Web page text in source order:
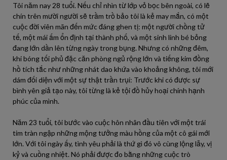
Tôi năm nay 28 tuổi. Nếu chỉ nhìn từ lớp vỏ bọc bên ngoài, có lẽ
chín trên mười người sẽ trầm trồ bảo tôi là kẻ may mắn, có một
cuộc đời viên mãn đến mức đáng ghen tị: một người chồng tử
tế, một mái ấm ổn định tại thành phố, và một sinh linh bé bỏng
đang lớn dần lên từng ngày trong bụng. Nhưng có những đêm,
khi bóng tối phủ đặc căn phòng ngủ rộng lớn và tiếng kim đồng
hồ tích tắc như những nhát dao khứa vào khoảng không, tôi mới
dám đối diện với một sự thật trần trụi: Trước khi có được sự
bình yên giả tạo này, tôi từng là kẻ tội đồ hủy hoại chính hạnh
phúc của mình.
Năm 23 tuổi, tôi bước vào cuộc hôn nhân đầu tiên với một trái
tim tràn ngập những mộng tưởng màu hồng của một cô gái mới
lớn. Với tôi ngày ấy, tình yêu phải là thứ gì đó vô cùng lộng lẫy, vị
kỷ và cuồng nhiệt. Nó phải được đo bằng những cuộc trò